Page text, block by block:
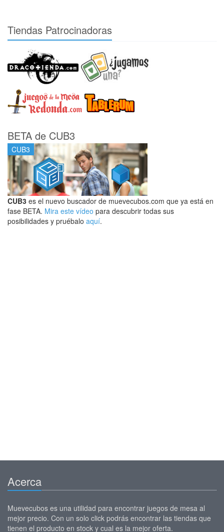
Tiendas Patrocinadoras
BETA de CUB3
CUB3
CUB3 es el nuevo buscador de muevecubos.com que ya está en
fase BETA. Mira este vídeo para descubrir todas sus
posibilidades y pruébalo aquí.
Acerca
Muevecubos es una utilidad para encontrar juegos de mesa al
mejor precio. Con un solo click podrás encontrar las tiendas que
tienen el producto en stock y cual es la mejor oferta.